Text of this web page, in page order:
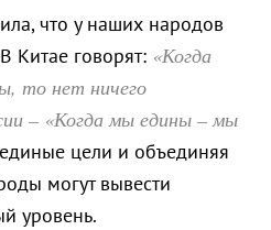
что у наших народов
Китае говорят: «Когда
то нет ничего
– «Когда мы едины – мы
цели и объединяя
могут вывести
уровень.